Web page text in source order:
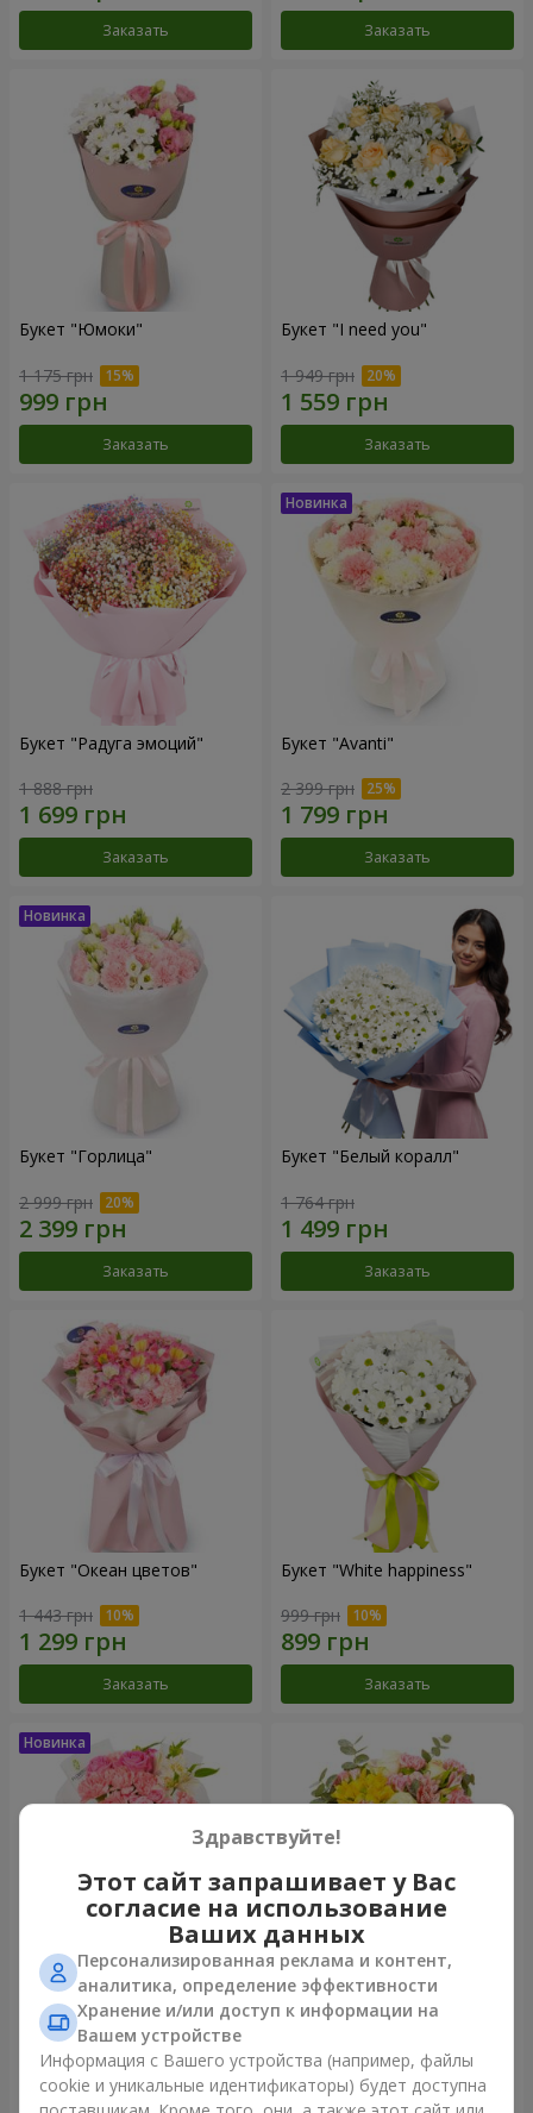
Заказать Заказать
Букет "Юмоки"
1 175 грн
Заказать
Букет "I need you"
1 949 грн
Заказать
Букет "Радуга эмоций"
1 888 грн
Заказать
Букет "Avanti"
2 399 грн
Заказать
Букет "Горлица"
2 999 грн
Заказать
Букет "Белый коралл"
1 764 грн
Заказать
Букет "Океан цветов"
1 443 грн
Заказать
Букет "White happiness"
999 грн
Заказать
Букет "Розовый зефир"
1 481 грн
Заказать
Букет "Дзинтарс"
Заказать
Здравствуйте!
Этот сайт запрашивает у Вас
согласие на использование
Ваших данных
Персонализированная реклама и контент,
аналитика, определение эффективности
Хранение и/или доступ к информации на
Вашем устройстве
Информация с Вашего устройства (например, файлы
cookie и уникальные идентификаторы) будет доступна